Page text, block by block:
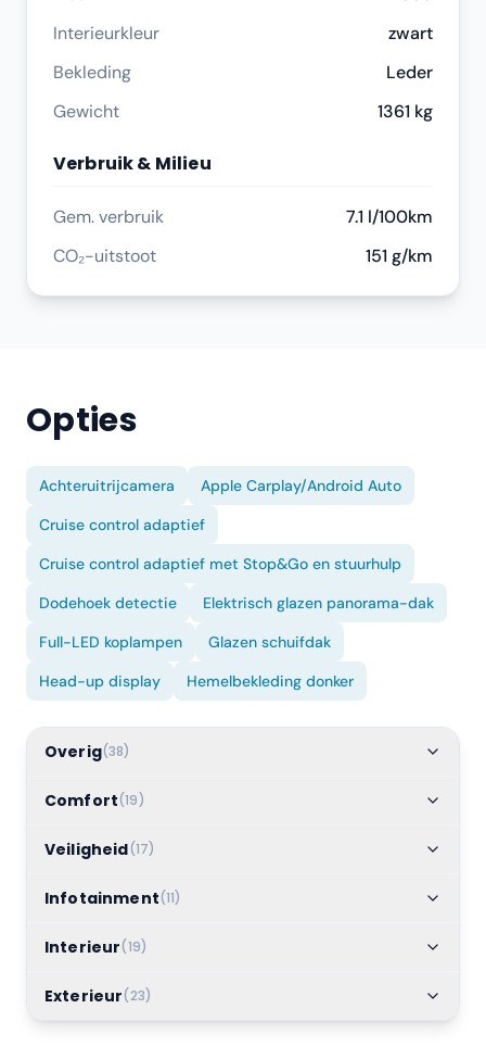
Interieurkleur
zwart
Bekleding
Leder
Gewicht
1361 kg
Verbruik & Milieu
Gem. verbruik
7.1 l/100km
CO₂-uitstoot
151 g/km
Opties
Achteruitrijcamera
Apple Carplay/Android Auto
Cruise control adaptief
Cruise control adaptief met Stop&Go en stuurhulp
Dodehoek detectie
Elektrisch glazen panorama-dak
Full-LED koplampen
Glazen schuifdak
Head-up display
Hemelbekleding donker
Overig(38)
Comfort(19)
Veiligheid(17)
Infotainment(11)
Interieur(19)
Exterieur(23)